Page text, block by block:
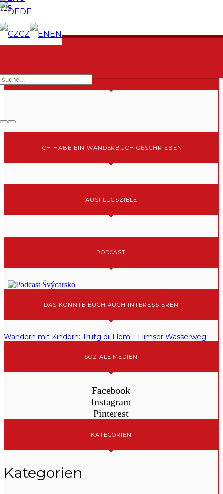
DE
CZ EN
ICH BIN MITGLIED BEI
ICH HABE EIN WANDERBUCH GESCHRIEBEN
AUSFLUGSZIELE
PODCAST
DAS KÖNNTE EUCH AUCH INTERESSIEREN
Wandern mit Kindern: Trutg dil Flem – Flimser Wasserweg
SOZIALE MEDIEN
Facebook
Instagram
Pinterest
KATEGORIEN
Kategorien